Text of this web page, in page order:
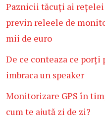
Paznicii tăcuți ai
previn releele de
mii de euro
De ce conteaza ce porți
imbraca un speaker
Monitorizare GPS în
cum te ajută zi de zi?